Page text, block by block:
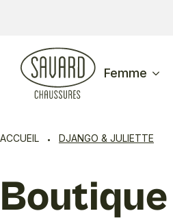
Femme
ACCUEIL DJANGO & JULIETTE
Boutique